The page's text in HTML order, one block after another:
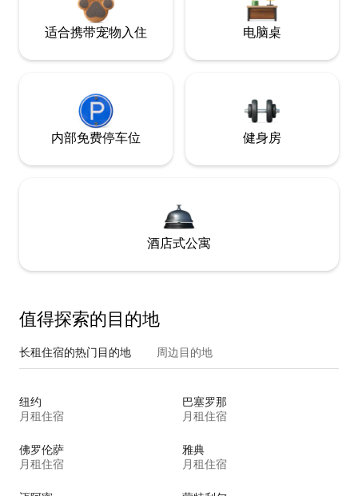
适合携带宠物入住 电脑桌
内部免费停车位 健身房
酒店式公寓
值得探索的目的地
长租住宿的热门目的地 周边目的地
纽约
月租住宿
巴塞罗那
月租住宿
佛罗伦萨
月租住宿
雅典
月租住宿